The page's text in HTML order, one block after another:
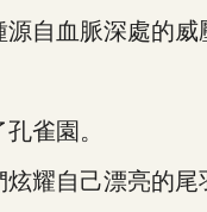
自血脈深處的威
雀園。
自己漂亮的尾